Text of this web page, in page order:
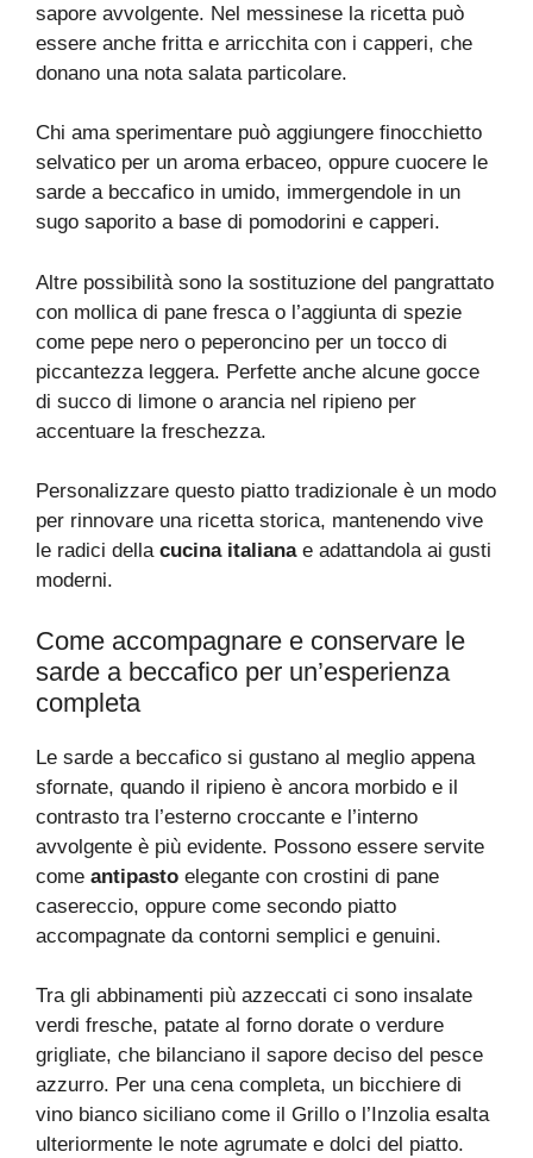
sapore avvolgente. Nel messinese la ricetta può
essere anche fritta e arricchita con i capperi, che
donano una nota salata particolare.
Chi ama sperimentare può aggiungere finocchietto
selvatico per un aroma erbaceo, oppure cuocere le
sarde a beccafico in umido, immergendole in un
sugo saporito a base di pomodorini e capperi.
Altre possibilità sono la sostituzione del pangrattato
con mollica di pane fresca o l’aggiunta di spezie
come pepe nero o peperoncino per un tocco di
piccantezza leggera. Perfette anche alcune gocce
di succo di limone o arancia nel ripieno per
accentuare la freschezza.
Personalizzare questo piatto tradizionale è un modo
per rinnovare una ricetta storica, mantenendo vive
le radici della cucina italianae adattandola ai gusti
moderni.
Come accompagnare e conservare le
sarde a beccafico per un’esperienza
completa
Le sarde a beccafico si gustano al meglio appena
sfornate, quando il ripieno è ancora morbido e il
contrasto tra l’esterno croccante e l’interno
avvolgente è più evidente. Possono essere servite
come antipasto elegante con crostini di pane
casereccio, oppure come secondo piatto
accompagnate da contorni semplici e genuini.
Tra gli abbinamenti più azzeccati ci sono insalate
verdi fresche, patate al forno dorate o verdure
grigliate, che bilanciano il sapore deciso del pesce
azzurro. Per una cena completa, un bicchiere di
vino bianco siciliano come il Grillo o l’Inzolia esalta
ulteriormente le note agrumate e dolci del piatto.